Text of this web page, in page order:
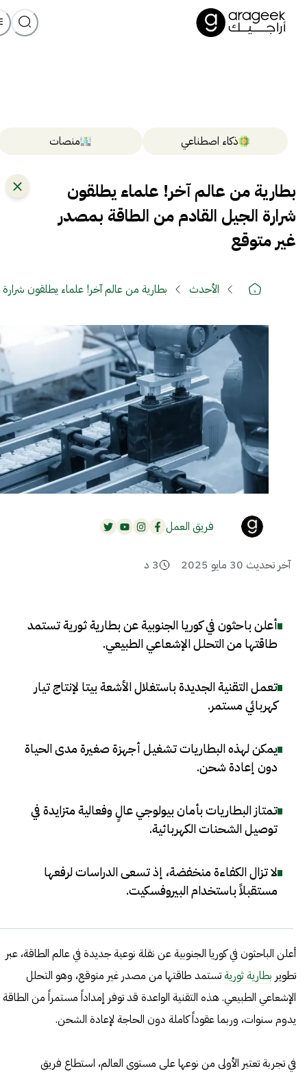
ذكاء اصطناعي منصات
بطارية من عالم آخر! علماء يطلقون
شرارة الجيل القادم من الطاقة بمصدر
غير متوقع
الأحدث بطارية من عالم آخر! علماء يطلقون
فريق العمل
آخر تحديث 30 مايو 2025 3 د
أعلن باحثون في كوريا الجنوبية عن بطارية ثورية تستمد
طاقتها من التحلل الإشعاعي الطبيعي.
تعمل التقنية الجديدة باستغلال الأشعة بيتا لإنتاج تيار
كهربائي مستمر.
يمكن لهذه البطاريات تشغيل أجهزة صغيرة مدى الحياة
دون إعادة شحن.
تمتاز البطاريات بأمان بيولوجي عالٍ وفعالية متزايدة في
توصيل الشحنات الكهربائية.
لا تزال الكفاءة منخفضة، إذ تسعى الدراسات لرفعها
مستقبلاً باستخدام البيروفسكيت.
أعلن الباحثون في كوريا الجنوبية عن نقلة نوعية جديدة في عالم الطاقة، عبر
تطوير بطارية ثورية تستمد طاقتها من مصدر غير متوقع، وهو التحلل
الإشعاعي الطبيعي. هذه التقنية الواعدة قد توفر إمداداً مستمراً من الطاقة
يدوم سنوات، وربما عقوداً كاملة دون الحاجة لإعادة الشحن.
في تجربة تعتبر الأولى من نوعها على مستوى العالم، استطاع فريق